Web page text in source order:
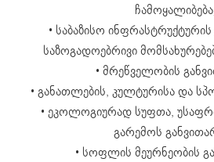
• საბაზისო
საზოგადოებრივი
• მრეწველობის
• განათლების, კულტურისა და
• ეკოლოგიურად სუფთა,
გარემოს
• სოფლის მეურნეობის